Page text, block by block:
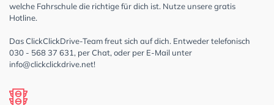
welche Fahrschule die richtige für dich ist. Nutze unsere gratis
Hotline.
Das ClickClickDrive-Team freut sich auf dich. Entweder telefonisch
030 - 568 37 631, per Chat, oder per E-Mail unter
info@clickclickdrive.net!